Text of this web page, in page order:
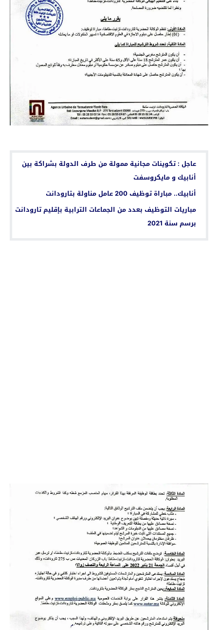
عاجل : تكوينات مجانية ممولة من طرف الدولة بشراكة بين
أنابيك و مايكروسفت
أنابيك.. مباراة توظيف 200 عامل مناولة بتارودانت
مباريات التوظيف بعدد من الجماعات الترابية بإقليم تارودانت
برسم سنة 2021